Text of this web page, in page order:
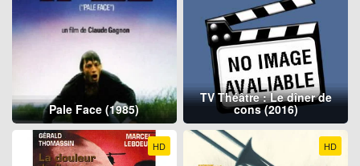
Pale Face (1985)
TV Théâtre : Le dîner de
cons (2016)
HD HD